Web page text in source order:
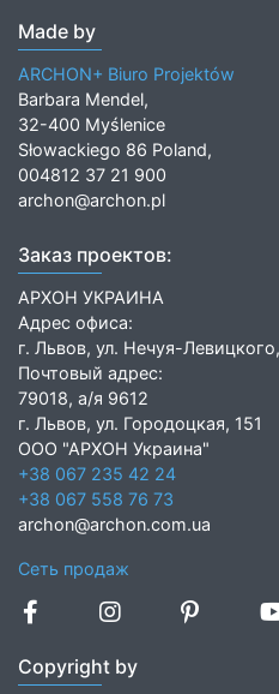
Made by
ARCHON+ Biuro Projektów
Barbara Mendel,
32-400 Myślenice
Słowackiego 86 Poland,
004812 37 21 900
archon@archon.pl
Заказ проектов:
АРХОН УКРАИНА
Адрес офиса:
г. Львов, ул. Нечуя-
Почтовый адрес:
79018, а/я 9612
г. Львов, ул. Городоцкая, 151
ООО "АРХОН Украина"
+38 067 235 42 24
+38 067 558 76 73
archon@archon.com.ua
Сеть продаж
Copyright by